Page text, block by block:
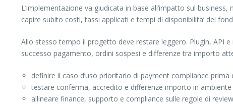
L’implementazione va giudicata in base all’impatto sul
capire subito costi, tassi applicati e tempi di disponibilita’ dei
Allo stesso tempo il progetto deve restare leggero. Plugin, API
successo pagamento, ordini sospesi e differenze tra importo
definire il caso d’uso prioritario di payment compliance prima
testare conferma, accredito e differenze importo in
allineare finance, supporto e compliance sulle regole di